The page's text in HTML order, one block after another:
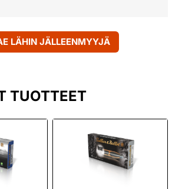
LÄHIN JÄLLEENMYYJÄ
TUOTTEET